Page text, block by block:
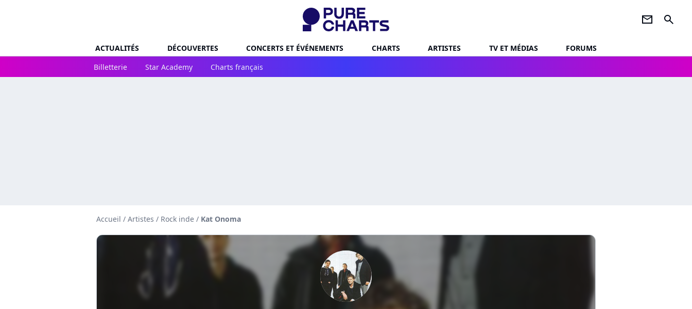
newsletter search
ACTUALITÉS DÉCOUVERTES CONCERTS ET ÉVÉNEMENTS CHARTS ARTISTES TV ET MÉDIAS
FORUMS
Billetterie
Star Academy Charts français
Accueil / Artistes / Rock inde / Kat Onoma